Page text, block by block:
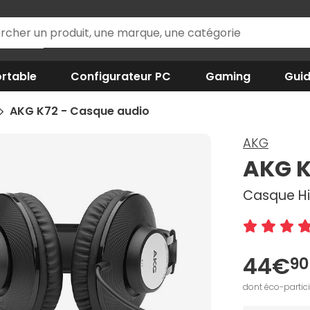
Configurateur PC Gaming
AKG K72 - Casque audio
AKG
AKG
Casque
44€90
dont éco-